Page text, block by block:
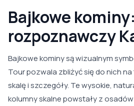
Bajkowe
rozpoznawczy
Bajkowe kominy są wizualnym
Tour pozwala zbliżyć się do nich
skalę i szczegóły. Te wysokie,
kolumny skalne powstały z